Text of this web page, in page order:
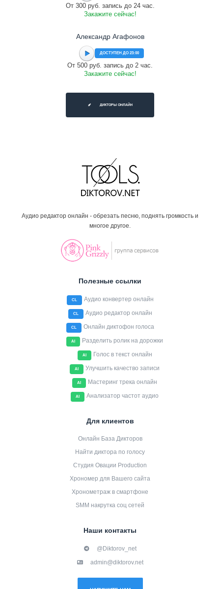
От 300 руб. запись до 24 час.
Закажите сейчас!
Александр Агафонов
ДОСТУПЕН ДО 23:00
От 500 руб. запись до 2 час.
Закажите сейчас!
ДИКТОРЫ ОНЛАЙН
Аудио редактор онлайн - обрезать песню, поднять громкость и
многое другое.
Полезные ссылки
CL Аудио конвертер онлайн
CL Аудио редактор онлайн
CL Онлайн диктофон голоса
AI Разделить ролик на дорожки
AI Голос в текст онлайн
AI Улучшить качество записи
AI Мастеринг трека онлайн
AI Анализатор частот аудио
Для клиентов
Онлайн База Дикторов
Найти диктора по голосу
Студия Овации Production
Хрономер для Вашего сайта
Хронометраж в смартфоне
SMM накрутка соц сетей
Наши контакты
@Diktorov_net
admin@diktorov.net